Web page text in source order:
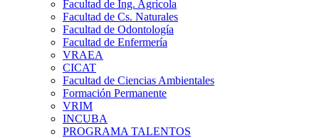
Facultad de Ing. Agrícola
Facultad de Cs. Naturales
Facultad de Odontología
Facultad de Enfermería
VRAEA
CICAT
Facultad de Ciencias Ambientales
Formación Permanente
VRIM
INCUBA
PROGRAMA TALENTOS